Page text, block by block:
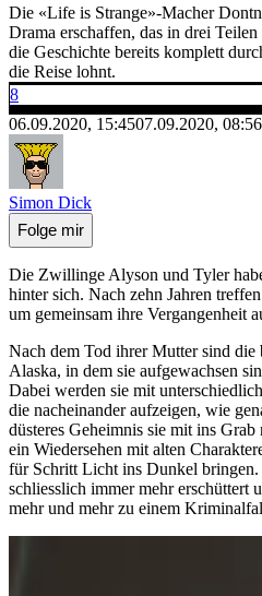
Die «Life is Strange»-Macher
Drama erschaffen, das in drei
die Geschichte bereits komplett
die Reise lohnt.
8
06.09.2020, 15:4507.09.2020, 08:56
Simon Dick
Folge mir
Die Zwillinge Alyson und Tyler
hinter sich. Nach zehn Jahren
um gemeinsam ihre Vergangenheit
Nach dem Tod ihrer Mutter sind die
Alaska, in dem sie aufgewachsen
Dabei werden sie mit
die nacheinander aufzeigen, wie
düsteres Geheimnis sie mit ins
ein Wiedersehen mit alten
für Schritt Licht ins Dunkel
schliesslich immer mehr erschüttert
mehr und mehr zu einem